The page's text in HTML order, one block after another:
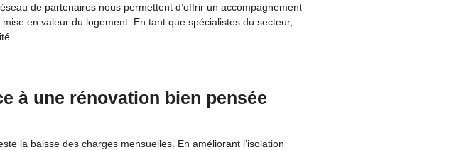
de partenaires nous permettent d’offrir un accompagnement
en valeur du logement. En tant que spécialistes du secteur,
à une rénovation bien pensée
la baisse des charges mensuelles. En améliorant l’isolation